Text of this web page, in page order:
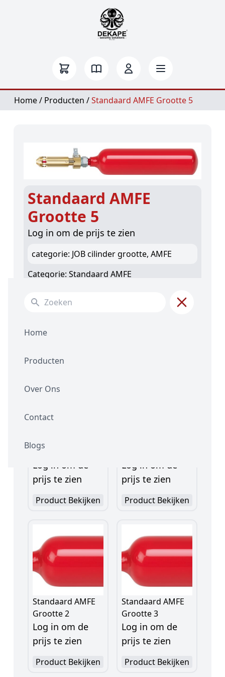
Search for:
Home
Producten
Over Ons
Contact
Blogs
Home/ Producten /Standaard AMFE Grootte 5
Standaard AMFE
Grootte 5
Log in om de prijs te zien
categorie: JOB cilinder grootte, AMFE
Categorie: Standaard AMFE
Beschrijving
Grootte1
Log in om de
prijs te zien
Product Bekijken
Log in om de
prijs te zien
Product Bekijken
Standaard AMFE
Grootte 2
Log in om de
prijs te zien
Product Bekijken
Standaard AMFE
Grootte 3
Log in om de
prijs te zien
Product Bekijken